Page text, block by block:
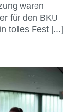
waren
für den BKU
tolles Fest [...]